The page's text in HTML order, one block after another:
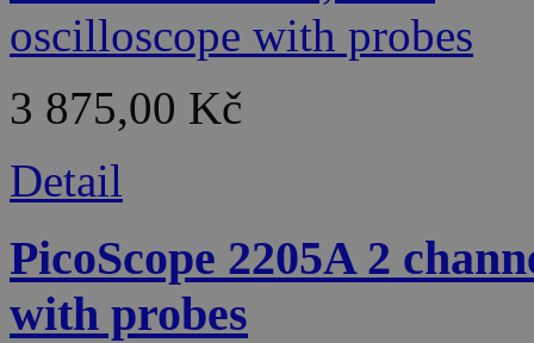
3 875,00 Kč
Detail
PicoScope 2205A 2
with probes